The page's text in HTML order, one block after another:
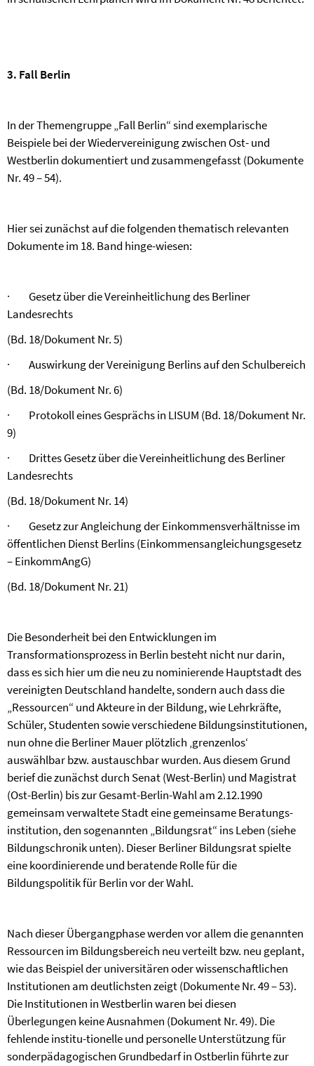
3. Fall Berlin
In der Themengruppe „Fall Berlin“ sind exemplarische
Beispiele bei der Wiedervereinigung zwischen Ost- und
Westberlin dokumentiert und zusammengefasst (Dokumente
Nr. 49 – 54).
Hier sei zunächst auf die folgenden thematisch relevanten
Dokumente im 18. Band hinge-wiesen:
·
Gesetz über die Vereinheitlichung des Berliner
Landesrechts
(Bd. 18/Dokument Nr. 5)
·
Auswirkung der Vereinigung Berlins auf den Schulbereich
(Bd. 18/Dokument Nr. 6)
·
Protokoll eines Gesprächs in LISUM (Bd. 18/Dokument Nr.
9)
·
Drittes Gesetz über die Vereinheitlichung des Berliner
Landesrechts
(Bd. 18/Dokument Nr. 14)
·
Gesetz zur Angleichung der Einkommensverhältnisse im
öffentlichen Dienst Berlins (Einkommensangleichungsgesetz
– EinkommAngG)
(Bd. 18/Dokument Nr. 21)
Die Besonderheit bei den Entwicklungen im
Transformationsprozess in Berlin besteht nicht nur darin,
dass es sich hier um die neu zu nominierende Hauptstadt des
vereinigten Deutschland handelte, sondern auch dass die
„Ressourcen“ und Akteure in der Bildung, wie Lehrkräfte,
Schüler, Studenten sowie verschiedene Bildungsinstitutionen,
nun ohne die Berliner Mauer plötzlich ‚grenzenlos‘
auswählbar bzw. austauschbar wurden. Aus diesem Grund
berief die zunächst durch Senat (West-Berlin) und Magistrat
(Ost-Berlin) bis zur Gesamt-Berlin-Wahl am 2.12.1990
gemeinsam verwaltete Stadt eine gemeinsame Beratungs-
institution, den sogenannten „Bildungsrat“ ins Leben (siehe
Bildungschronik unten). Dieser Berliner Bildungsrat spielte
eine koordinierende und beratende Rolle für die
Bildungspolitik für Berlin vor der Wahl.
Nach dieser Übergangphase werden vor allem die genannten
Ressourcen im Bildungsbereich neu verteilt bzw. neu geplant,
wie das Beispiel der universitären oder wissenschaftlichen
Institutionen am deutlichsten zeigt (Dokumente Nr. 49 – 53).
Die Institutionen in Westberlin waren bei diesen
Überlegungen keine Ausnahmen (Dokument Nr. 49). Die
fehlende institu-tionelle und personelle Unterstützung für
sonderpädagogischen Grundbedarf in Ostberlin führte zur